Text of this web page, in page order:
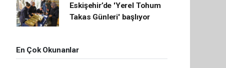
Eskişehir’de 'Yerel Tohum
Takas Günleri' başlıyor
En Çok Okunanlar